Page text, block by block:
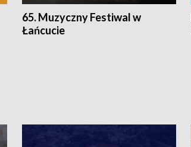
65. Muzyczny Festiwal w
Łańcucie